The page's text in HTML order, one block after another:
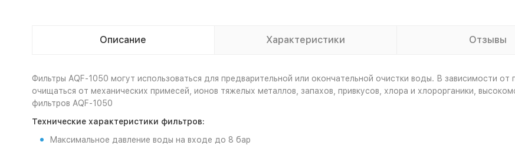
Описание Характеристики Отзывы
Фильтры AQF-1050 могут использоваться для предварительной или окончательной очистки воды. В зависимости
очищаться от механических примесей, ионов тяжелых металлов, запахов, привкусов, хлора и хлорорганики,
фильтров AQF-1050
Технические характеристики фильтров:
Максимальное давление воды на входе до 8 бар